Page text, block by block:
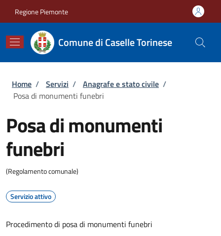
Regione Piemonte
Comune di Caselle Torinese
Briciole di pane
Home / Servizi / Anagrafe e stato civile /
Posa di monumenti funebri
Posa di monumenti
funebri
(Regolamento comunale)
Servizio attivo
Procedimento di posa di monumenti funebri